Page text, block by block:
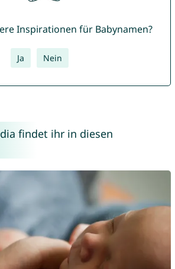
Inspirationen für Babynamen?
Ja Nein
findet ihr in diesen